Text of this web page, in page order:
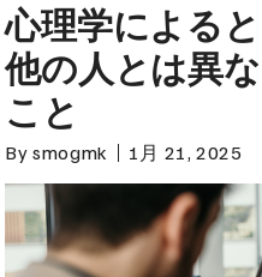
心理学による
他の人とは異
こと
By smogmk 1月 21, 2025